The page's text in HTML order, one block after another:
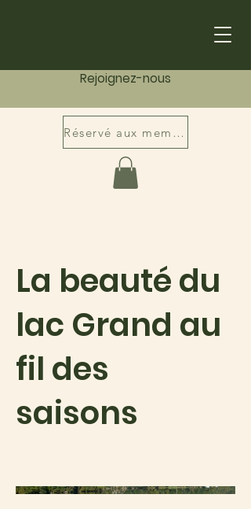
Rejoignez-nous
Réservé aux membres
La beauté du
lac Grand au
fil des
saisons